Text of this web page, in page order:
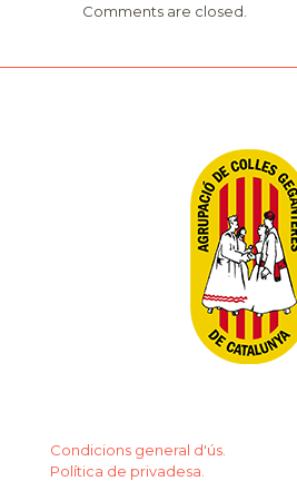
Comments are closed.
Condicions general d'ús.
Política de privadesa.